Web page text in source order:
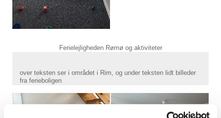
Ferielejligheden Rømø og aktiviteter
over teksten ser i området i Rim, og under teksten lidt billeder
fra ferieboligen